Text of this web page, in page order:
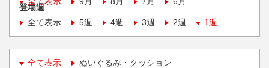
登場週
全て表示
5週 4週 3週 2週 1週
全て表示 ぬいぐるみ・クッション